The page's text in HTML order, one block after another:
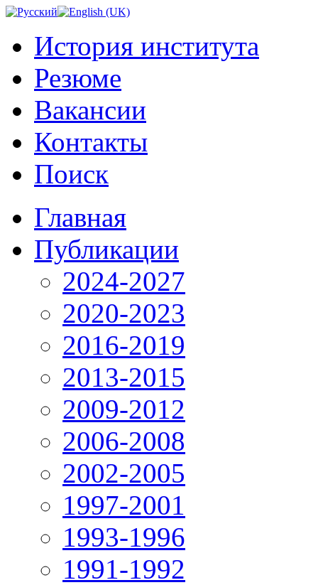
История института
Резюме
Вакансии
Контакты
Поиск
Главная
Публикации
2024-2027
2020-2023
2016-2019
2013-2015
2009-2012
2006-2008
2002-2005
1997-2001
1993-1996
1991-1992